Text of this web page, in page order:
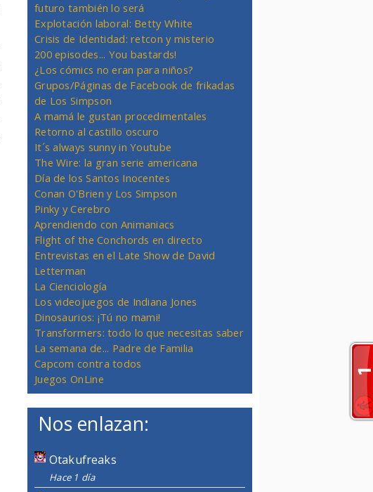
futuro también lo será
Explotación laboral: Betty White
Crisis de Identidad: retcon y misterio
200 episodes... You bastards!
¿Los cómics no eran para niños?
Grupos/Páginas de Facebook de frikadas
de Los Simpson
A mamá le gustan procedimentales
Retorno al castillo oscuro
It´s always sunny in Youtube
The Wire: la gran serie americana
Día de los Santos Inocentes
Conan O'Brien y Los Simpson
Pinky y Cerebro
Aprendiendo con Animaniacs
Flight of the Conchords en directo
Entrevistas en el Late Show de David
Letterman
La Cienciología
Los videojuegos de Indiana Jones
Dinosaurios: ¡Tú no mami!
Transformers: todo lo que necesitas saber
La semana de... Padre de Familia
Capcom contra todos
Juegos OnLine
Nos enlazan:
Otakufreaks
Hace 1 día